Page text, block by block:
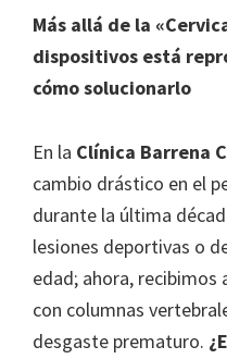
Más allá de la
dispositivos está
cómo solucionarlo
En la Clínica Barrena
cambio drástico en el
durante la última
lesiones deportivas o
edad; ahora, recibimos
con columnas
desgaste prematuro.